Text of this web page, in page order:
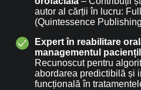
autor al cărții în lucru:
(Quintessence
Expert în reabilitare
managementul
Recunoscut pentru
abordarea predictibilă și
funcțională în